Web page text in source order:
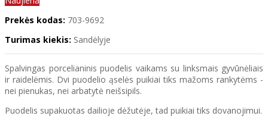
Prekės kodas: 703-9692
Turimas kiekis: Sandėlyje
Spalvingas porcelianinis puodelis vaikams su linksmais gyvūnėliais
ir raidelėmis. Dvi puodelio ąselės puikiai tiks mažoms rankytėms -
nei pienukas, nei arbatytė neišsipils.
Puodelis supakuotas dailioje dėžutėje, tad puikiai tiks dovanojimui.